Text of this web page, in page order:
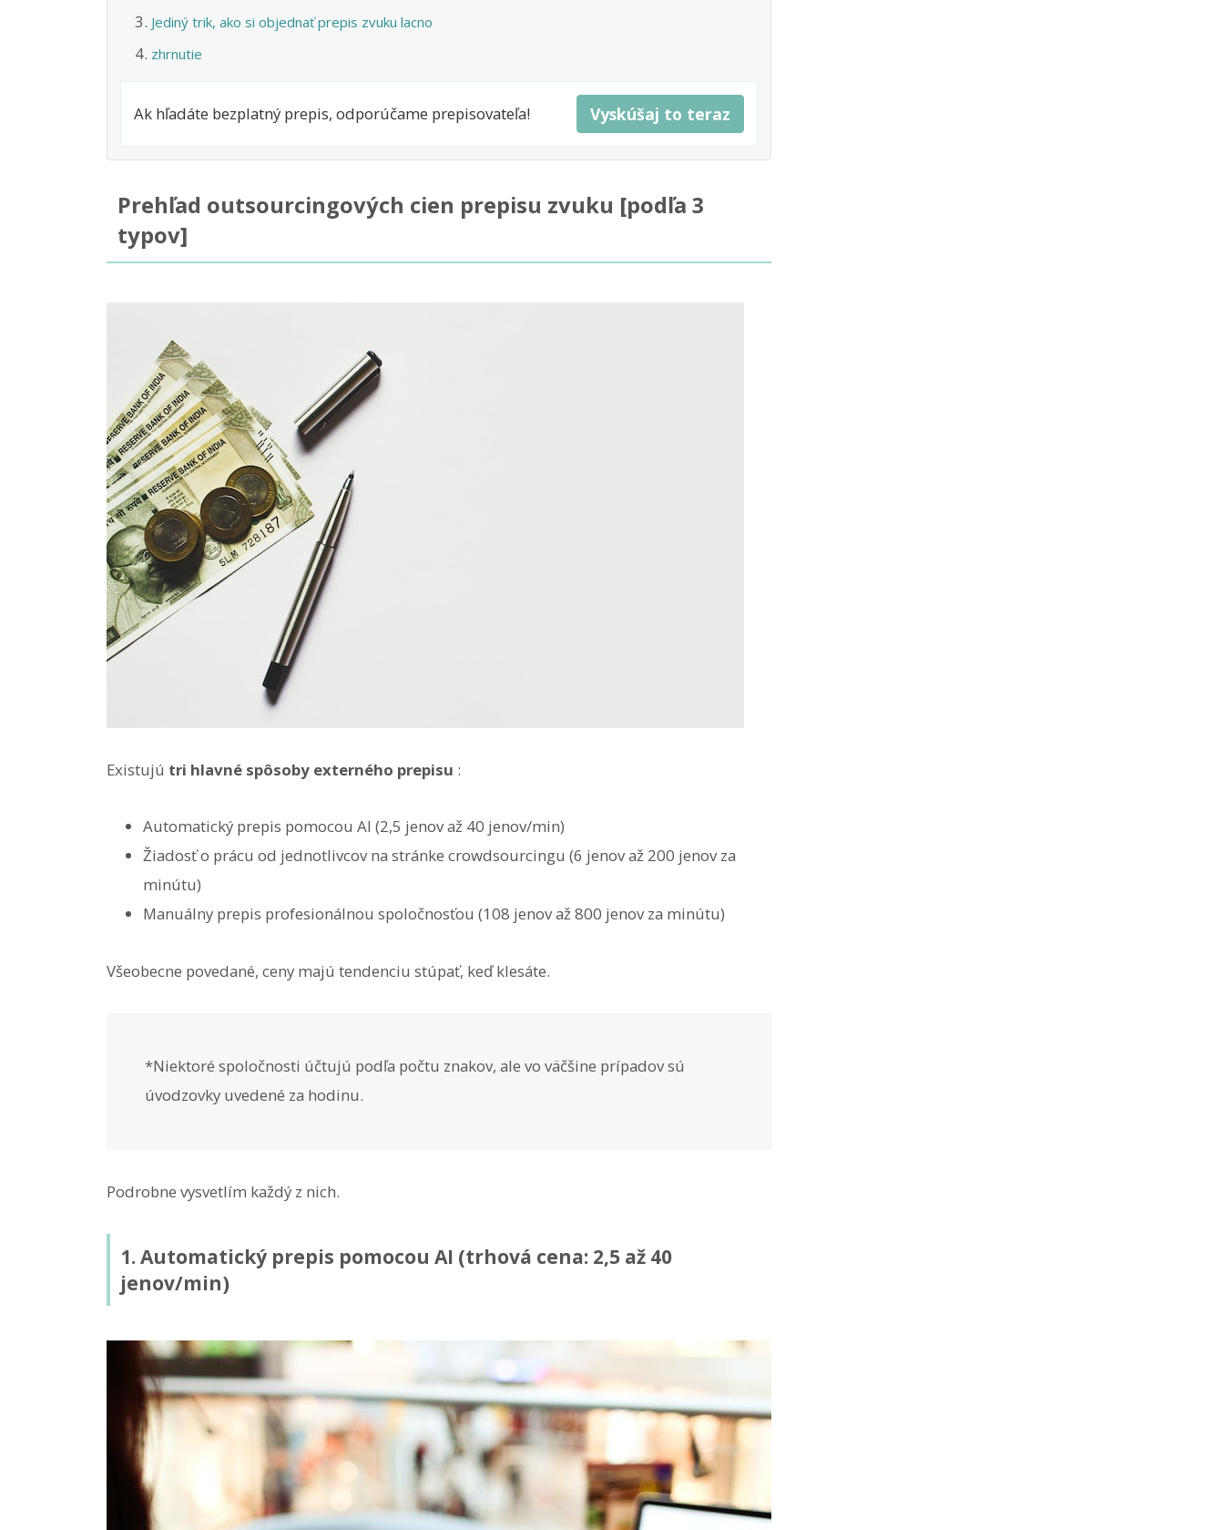
Jediný trik, ako si objednať prepis zvuku lacno
zhrnutie
Ak hľadáte bezplatný prepis, odporúčame prepisovateľa! Vyskúšaj to teraz
Prehľad outsourcingových cien prepisu zvuku [podľa 3
typov]
Existujú tri hlavné spôsoby externého prepisu :
Automatický prepis pomocou AI (2,5 jenov až 40 jenov/min)
Žiadosť o prácu od jednotlivcov na stránke crowdsourcingu (6 jenov až 200 jenov za
minútu)
Manuálny prepis profesionálnou spoločnosťou (108 jenov až 800 jenov za minútu)
Všeobecne povedané, ceny majú tendenciu stúpať, keď klesáte.
*Niektoré spoločnosti účtujú podľa počtu znakov, ale vo väčšine prípadov sú
úvodzovky uvedené za hodinu.
Podrobne vysvetlím každý z nich.
1. Automatický prepis pomocou AI (trhová cena: 2,5 až 40
jenov/min)